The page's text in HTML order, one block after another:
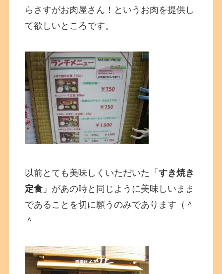
らさすがお肉屋さん！というお肉を提供し
て欲しいところです。
以前とても美味しくいただいた「すき焼き
定食 」があの時と同じように美味しいまま
であることを切に願うのみであります（＾
＾